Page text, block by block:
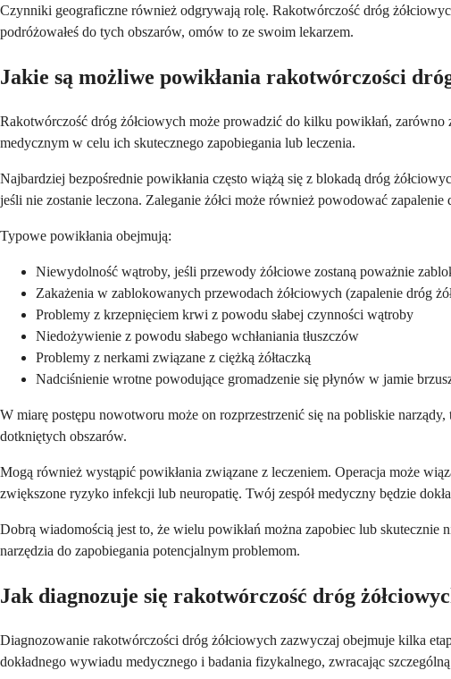
Czynniki geograficzne również odgrywają rolę. Rakotwórczość dróg
podróżowałeś do tych obszarów, omów to ze swoim lekarzem.
Jakie są możliwe powikłania rakotwórczości
Rakotwórczość dróg żółciowych może prowadzić do kilku powikłań,
medycznym w celu ich skutecznego zapobiegania lub leczenia.
Najbardziej bezpośrednie powikłania często wiążą się z blokadą dróg
jeśli nie zostanie leczona. Zaleganie żółci może również powodować
Typowe powikłania obejmują:
Niewydolność wątroby, jeśli przewody żółciowe zostaną poważnie
Zakażenia w zablokowanych przewodach żółciowych (zapalenie dróg
Problemy z krzepnięciem krwi z powodu słabej czynności wątroby
Niedożywienie z powodu słabego wchłaniania tłuszczów
Problemy z nerkami związane z ciężką żółtaczką
Nadciśnienie wrotne powodujące gromadzenie się płynów w jamie
W miarę postępu nowotworu może on rozprzestrzenić się na pobliskie
dotkniętych obszarów.
Mogą również wystąpić powikłania związane z leczeniem. Operacja może
zwiększone ryzyko infekcji lub neuropatię. Twój zespół medyczny będzie
Dobrą wiadomością jest to, że wielu powikłań można zapobiec lub
narzędzia do zapobiegania potencjalnym problemom.
Jak diagnozuje się rakotwórczość dróg
Diagnozowanie rakotwórczości dróg żółciowych zazwyczaj obejmuje kilka
dokładnego wywiadu medycznego i badania fizykalnego, zwracając